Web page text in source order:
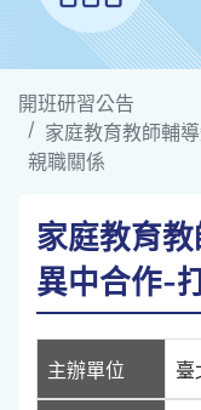
開班研習公告
家庭教育教師輔
親職關係
家庭教育
異中合作-
主辦單位 臺